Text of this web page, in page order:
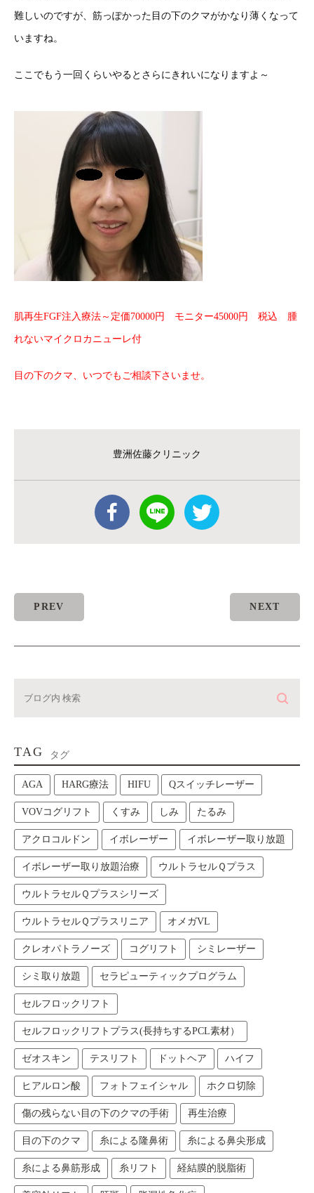
難しいのですが、筋っぽかった目の下のクマがかなり薄くなって
いますね。
ここでもう一回くらいやるとさらにきれいになりますよ～
肌再生FGF注入療法～定価70000円 モニター45000円 税込 腫
れないマイクロカニューレ付
目の下のクマ、いつでもご相談下さいませ。
豊洲佐藤クリニック
PREV NEXT
TAG タグ
AGA HARG療法 HIFU Qスイッチレーザー
VOVコグリフト くすみ しみ たるみ
アクロコルドン イボレーザー イボレーザー取り放題
イボレーザー取り放題治療 ウルトラセルＱプラス
ウルトラセルＱプラスシリーズ
ウルトラセルＱプラスリニア オメガVL
クレオパトラノーズ コグリフト シミレーザー
シミ取り放題 セラピューティックプログラム
セルフロックリフト
セルフロックリフトプラス(長持ちするPCL素材）
ゼオスキン テスリフト ドットヘア ハイフ
ヒアルロン酸 フォトフェイシャル ホクロ切除
傷の残らない目の下のクマの手術 再生治療
目の下のクマ 糸による隆鼻術 糸による鼻尖形成
糸による鼻筋形成 糸リフト 経結膜的脱脂術